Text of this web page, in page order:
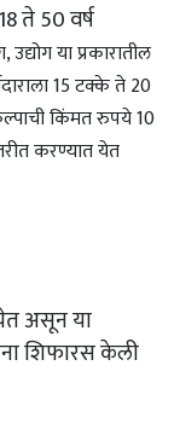
ते 50 वर्ष
या प्रकारातील
15 टक्के ते 20
किंमत रुपये 10
करण्यात येत
येत असून या
शिफारस केली